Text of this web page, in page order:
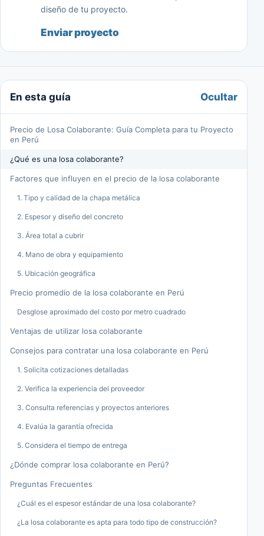
diseño de tu proyecto.
Enviar proyecto
En esta guía Ocultar
Precio de Losa Colaborante: Guía Completa para tu Proyecto
en Perú
¿Qué es una losa colaborante?
Factores que influyen en el precio de la losa colaborante
1. Tipo y calidad de la chapa metálica
2. Espesor y diseño del concreto
3. Área total a cubrir
4. Mano de obra y equipamiento
5. Ubicación geográfica
Precio promedio de la losa colaborante en Perú
Desglose aproximado del costo por metro cuadrado
Ventajas de utilizar losa colaborante
Consejos para contratar una losa colaborante en Perú
1. Solicita cotizaciones detalladas
2. Verifica la experiencia del proveedor
3. Consulta referencias y proyectos anteriores
4. Evalúa la garantía ofrecida
5. Considera el tiempo de entrega
¿Dónde comprar losa colaborante en Perú?
Preguntas Frecuentes
¿Cuál es el espesor estándar de una losa colaborante?
¿La losa colaborante es apta para todo tipo de construcción?